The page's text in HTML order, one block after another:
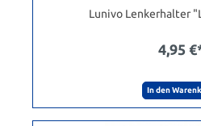
Lunivo Lenkerhalter
4,95
In den